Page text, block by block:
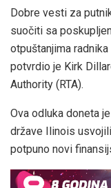
Dobre vesti za
suočiti sa
otpuštanjima
potvrdio je Kirk
Authority (RTA).
Ova odluka doneta
države Ilinois
potpuno novi